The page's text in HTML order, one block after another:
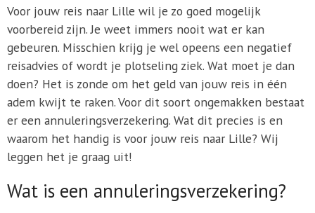
Voor jouw reis naar Lille wil je zo goed mogelijk
voorbereid zijn. Je weet immers nooit wat er kan
gebeuren. Misschien krijg je wel opeens een negatief
reisadvies of wordt je plotseling ziek. Wat moet je dan
doen? Het is zonde om het geld van jouw reis in één
adem kwijt te raken. Voor dit soort ongemakken bestaat
er een annuleringsverzekering. Wat dit precies is en
waarom het handig is voor jouw reis naar Lille? Wij
leggen het je graag uit!
Wat is een annuleringsverzekering?